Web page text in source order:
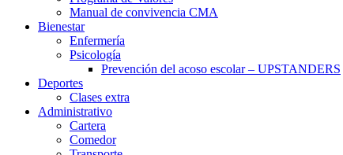
Manual de convivencia CMA
Bienestar
Enfermería
Psicología
Prevención del acoso escolar – UPSTANDERS
Deportes
Clases extra
Administrativo
Cartera
Comedor